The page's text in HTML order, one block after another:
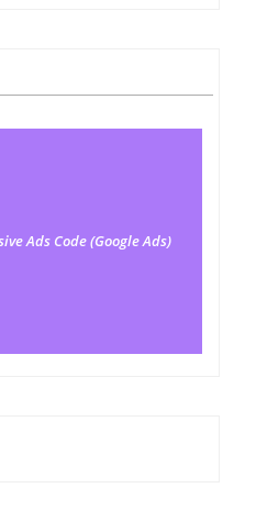
Ads Code (Google Ads)